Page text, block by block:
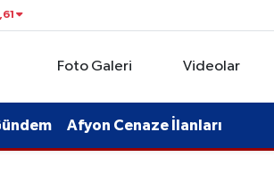
Foto Galeri Videolar
Afyon Cenaze İlanları